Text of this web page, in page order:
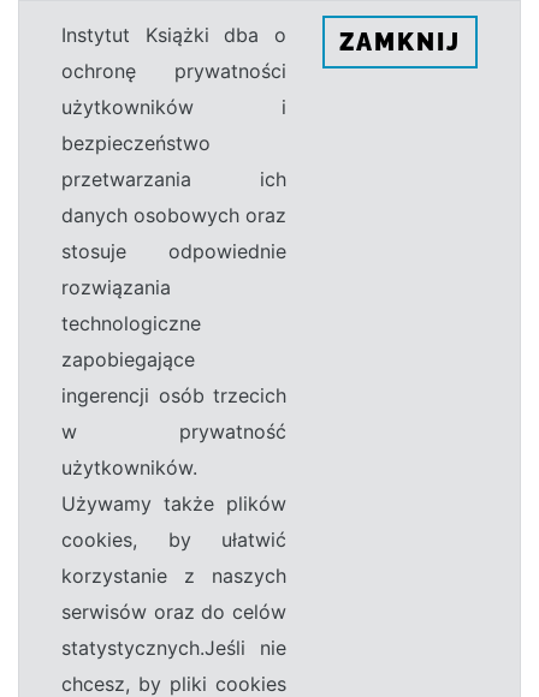
Instytut Książki dba o
ochronę prywatności
użytkowników i
bezpieczeństwo
przetwarzania ich
danych osobowych oraz
stosuje odpowiednie
rozwiązania
technologiczne
zapobiegające
ingerencji osób trzecich
w prywatność
użytkowników.
Używamy także plików
cookies, by ułatwić
korzystanie z naszych
serwisów oraz do celów
statystycznych.Jeśli nie
chcesz, by pliki cookies
ZAMKNIJ